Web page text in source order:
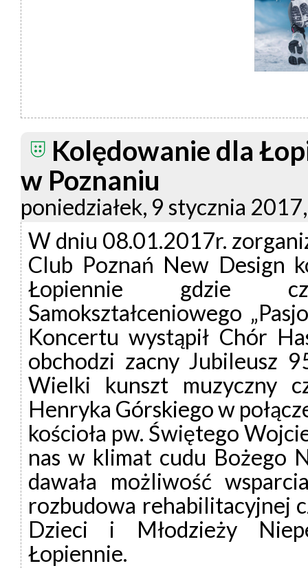
Kolędowanie dla
w Poznaniu
poniedziałek, 9 stycznia
W dniu 08.01.2017r.
Club Poznań New Design
Łopiennie gdzie
Samokształceniowego
Koncertu wystąpił Chór
obchodzi zacny Jubileusz
Wielki kunszt muzyczny
Henryka Górskiego w
kościoła pw. Świętego
nas w klimat cudu Bożego
dawała możliwość
rozbudowa rehabilitacyjnej
Dzieci i Młodzieży
Łopiennie.